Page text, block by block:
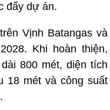
đẩy dự án.
Vịnh Batangas và
Khi hoàn thiện,
800 mét, diện tích
18 mét và công suất